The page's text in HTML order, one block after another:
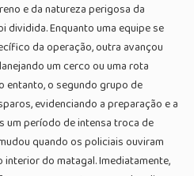
e da natureza perigosa da
dividida. Enquanto uma equipe se
da operação, outra avançou
um cerco ou uma rota
entanto, o segundo grupo de
evidenciando a preparação e a
um período de intensa troca de
quando os policiais ouviram
do matagal. Imediatamente,